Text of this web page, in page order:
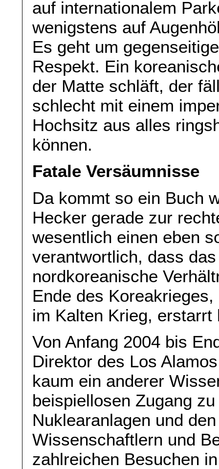
auf internationalem
wenigstens auf
Es geht um
Respekt. Ein
der Matte schläft, der
schlecht mit einem
Hochsitz aus alles
können.
Fatale Versäumnisse
Da kommt so ein Buch
Hecker gerade zur
wesentlich einen eben
verantwortlich, dass
nordkoreanische
Ende des
im Kalten Krieg, erstarrt
Von Anfang 2004 bis
Direktor des Los
kaum ein anderer
beispiellosen Zugang
Nuklearanlagen und
Wissenschaftlern und
zahlreichen Besuchen